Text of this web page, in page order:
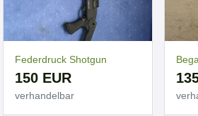
Federdruck Shotgun
150 EUR
verhandelbar